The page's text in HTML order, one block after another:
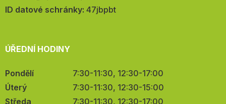
mail:
ID datové schránky: 47jbpbt
ÚŘEDNÍ HODINY
Pondělí
7:30-11:30, 12:30-17:00
Úterý
7:30-11:30, 12:30-15:00
Středa
7:30-11:30, 12:30-17:00